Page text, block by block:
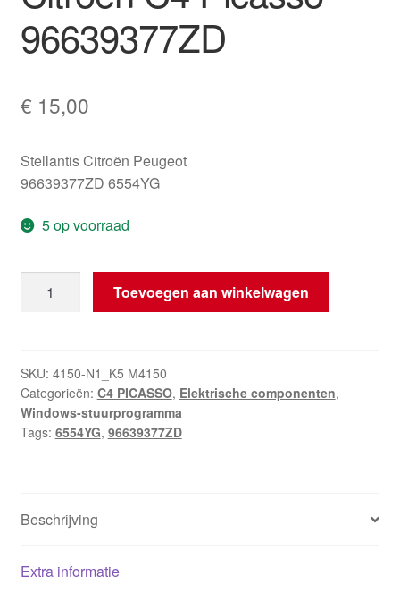
96639377ZD
€ 15,00
Stellantis Citroën Peugeot
96639377ZD 6554YG
5 op voorraad
Raamschakelaar
Citroën
96639377ZD
hoeveelheid
Toevoegen aan winkelwagen
SKU: 4150-N1_K5 M4150
Categorieën: C4 PICASSO, Elektrische componenten,
Windows-stuurprogramma
Tags: 6554YG, 96639377ZD
Beschrijving
Extra informatie